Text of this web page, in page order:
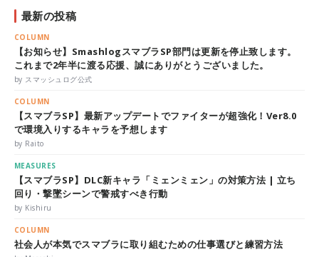
最新の投稿
COLUMN
【お知らせ】SmashlogスマブラSP部門は更新を停止致します。
これまで2年半に渡る応援、誠にありがとうございました。
by スマッシュログ公式
COLUMN
【スマブラSP】最新アップデートでファイターが超強化！Ver8.0
で環境入りするキャラを予想します
by Raito
MEASURES
【スマブラSP】DLC新キャラ「ミェンミェン」の対策方法 | 立ち
回り・撃墜シーンで警戒すべき行動
by Kishiru
COLUMN
社会人が本気でスマブラに取り組むための仕事選びと練習方法